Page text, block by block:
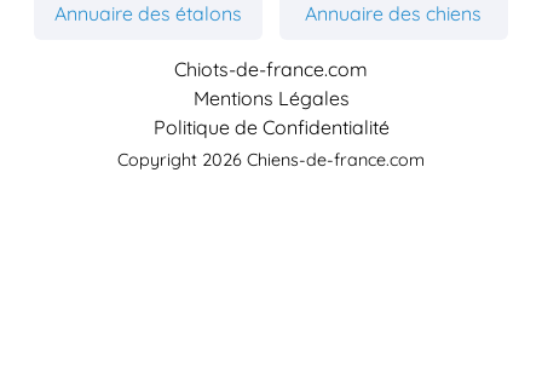
Annuaire des étalons Annuaire des chiens
Chiots-de-france.com
Mentions Légales
Politique de Confidentialité
Copyright 2026 Chiens-de-france.com